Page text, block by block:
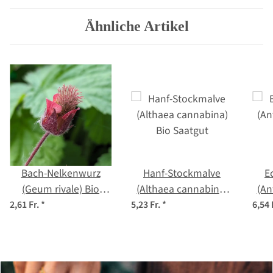
Ähnliche Artikel
Bach-Nelkenwurz
(Geum rivale) Bio
Saatgut
2,61 Fr.*
Hanf-Stockmalve
(Althaea cannabina)
Bio Saatgut
5,23 Fr.* 6,54